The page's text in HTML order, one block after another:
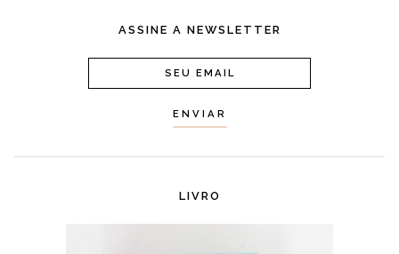
ASSINE A NEWSLETTER
LIVRO